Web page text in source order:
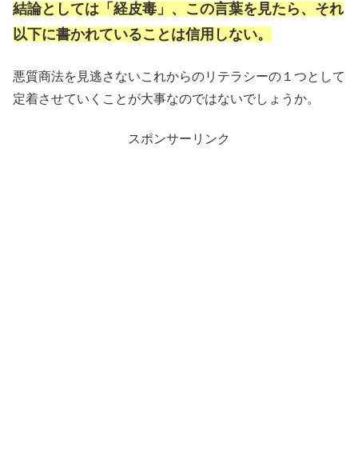
結論としては「経皮毒」、この言葉を見たら、それ
以下に書かれていることは信用しない。
悪質商法を見逃さないこれからのリテラシーの１つとして
定着させていくことが大事なのではないでしょうか。
スポンサーリンク